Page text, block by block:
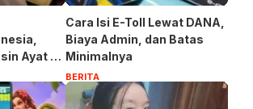
Ayat 1-
Cara Isi E-Toll Lewat DANA,
Biaya Admin, dan Batas
Minimalnya
BERITA